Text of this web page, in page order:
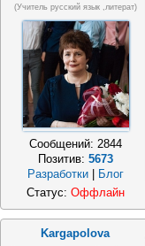
(учитель русский язык ,литерат)
Сообщений: 2844
Позитив: 5673
Разработки
Блог
Статус: Оффлайн
Kargapolova